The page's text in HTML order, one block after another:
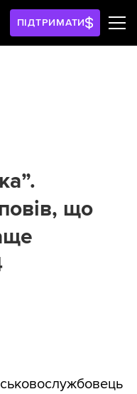
ПІДТРИМАТИ
що